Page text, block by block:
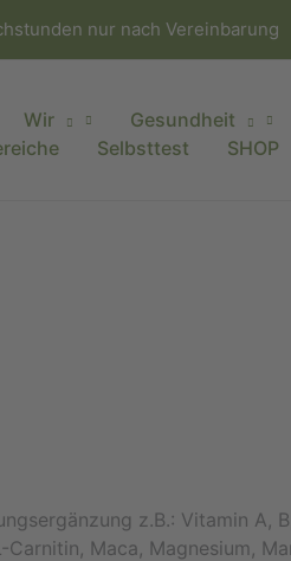
nur nach Vereinbarung
Wir Gesundheit
Selbsttest SHOP
z.B.: Vitamin A,
Maca, Magnesium,